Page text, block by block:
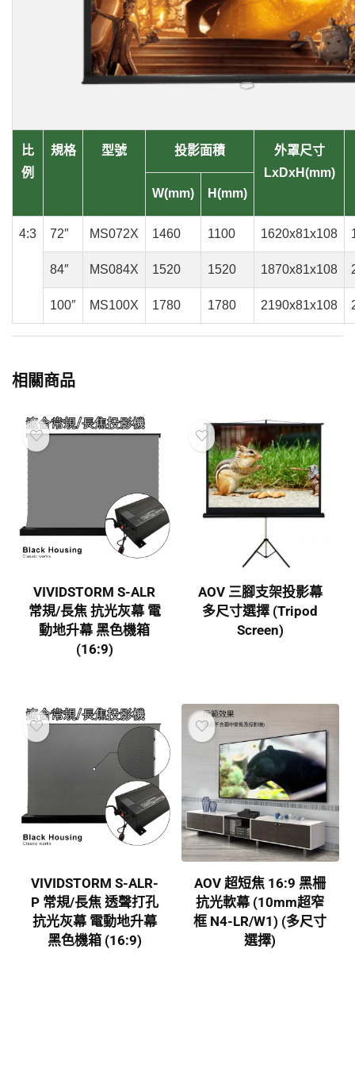
比
例
規格 型號 投影面積
外罩尺寸
LxDxH(mm)
W(mm)
H(mm)
4:3 72″ MS072X 1460 1100 1620x81x108
84″ MS084X 1520 1520 1870x81x108
100″ MS100X 1780 1780 2190x81x108
相關商品
VIVIDSTORM S-ALR
常規/長焦 抗光灰幕 電
動地升幕 黑色機箱
(16:9)
AOV 三腳支架投影幕
多尺寸選擇 (Tripod
Screen)
VIVIDSTORM S-ALR-
P 常規/長焦 透聲打孔
抗光灰幕 電動地升幕
黑色機箱 (16:9)
AOV 超短焦 16:9 黑柵
抗光軟幕 (10mm超窄
框 N4-LR/W1) (多尺寸
選擇)